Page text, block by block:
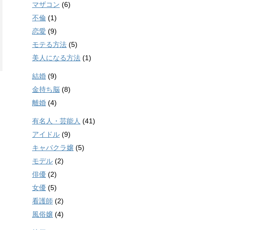
マザコン (6)
不倫 (1)
恋愛 (9)
モテる方法 (5)
美人になる方法 (1)
結婚 (9)
金持ち脳 (8)
離婚 (4)
有名人・芸能人 (41)
アイドル (9)
キャバクラ嬢 (5)
モデル (2)
俳優 (2)
女優 (5)
看護師 (2)
風俗嬢 (4)